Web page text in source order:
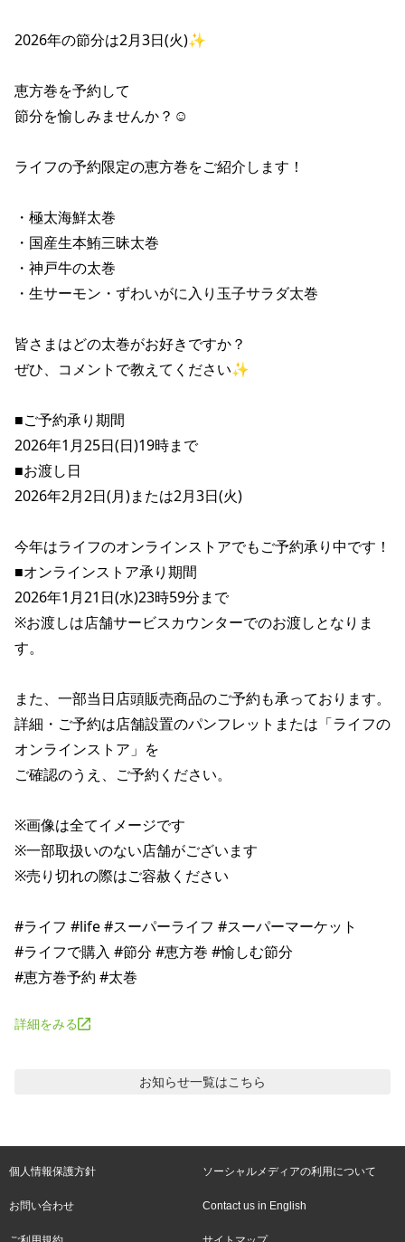
2026年の節分は2月3日(火)✨
恵方巻を予約して
節分を愉しみませんか？☺
ライフの予約限定の恵方巻をご紹介します！
・極太海鮮太巻
・国産生本鮪三昧太巻
・神戸牛の太巻
・生サーモン・ずわいがに入り玉子サラダ太巻
皆さまはどの太巻がお好きですか？
ぜひ、コメントで教えてください✨
■ご予約承り期間
2026年1月25日(日)19時まで
■お渡し日
2026年2月2日(月)または2月3日(火)
今年はライフのオンラインストアでもご予約承り中です！
■オンラインストア承り期間
2026年1月21日(水)23時59分まで
※お渡しは店舗サービスカウンターでのお渡しとなりま
す。
また、一部当日店頭販売商品のご予約も承っております。
詳細・ご予約は店舗設置のパンフレットまたは「ライフの
オンラインストア」を
ご確認のうえ、ご予約ください。
※画像は全てイメージです
※一部取扱いのない店舗がございます
※売り切れの際はご容赦ください
#ライフ #life #スーパーライフ #スーパーマーケット
#ライフで購入 #節分 #恵方巻 #愉しむ節分
詳細をみる
お知らせ一覧はこちら
個人情報保護方針 ソーシャルメディアの利用について
お問い合わせ Contact us in English